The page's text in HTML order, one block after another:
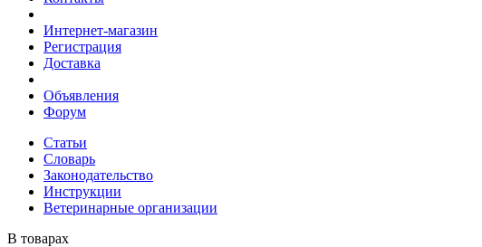
Интернет-магазин
Регистрация
Доставка
Объявления
Форум
Статьи
Словарь
Законодательство
Инструкции
Ветеринарные организации
В товарах